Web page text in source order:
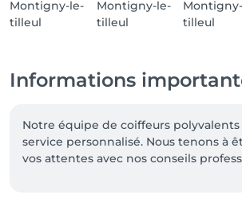
Informations
Notre équipe de coiffeurs
service personnalisé. Nous tenons à
vos attentes avec nos conseils